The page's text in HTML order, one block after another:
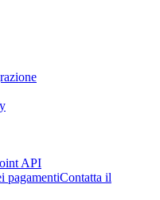
API
pagamentiContatta il